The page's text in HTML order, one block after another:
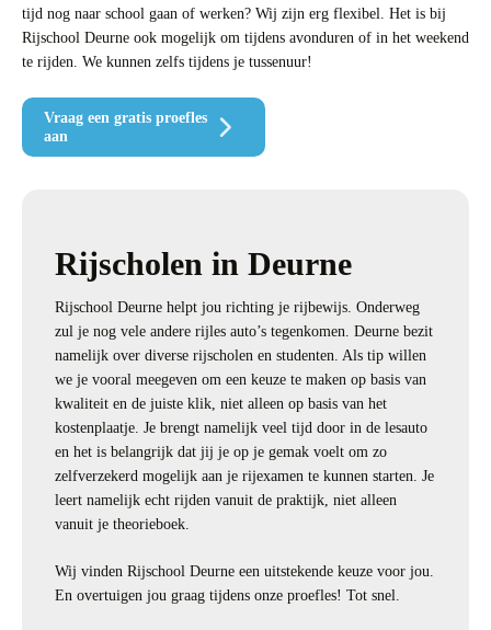
tijd nog naar school gaan of werken? Wij zijn erg flexibel. Het is bij
Rijschool Deurne ook mogelijk om tijdens avonduren of in het weekend
te rijden. We kunnen zelfs tijdens je tussenuur!
Vraag een gratis proefles
aan
Rijscholen in Deurne
Rijschool Deurne helpt jou richting je rijbewijs. Onderweg
zul je nog vele andere rijles auto’s tegenkomen. Deurne bezit
namelijk over diverse rijscholen en studenten. Als tip willen
we je vooral meegeven om een keuze te maken op basis van
kwaliteit en de juiste klik, niet alleen op basis van het
kostenplaatje. Je brengt namelijk veel tijd door in de lesauto
en het is belangrijk dat jij je op je gemak voelt om zo
zelfverzekerd mogelijk aan je rijexamen te kunnen starten. Je
leert namelijk echt rijden vanuit de praktijk, niet alleen
vanuit je theorieboek.
Wij vinden Rijschool Deurne een uitstekende keuze voor jou.
En overtuigen jou graag tijdens onze proefles! Tot snel.